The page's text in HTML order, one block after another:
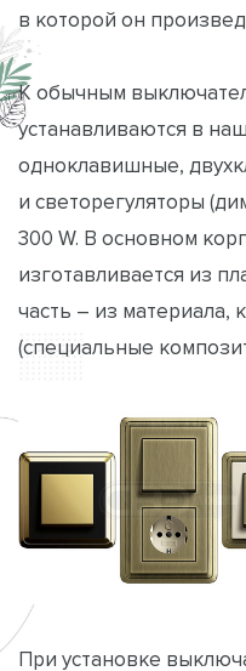
в которой он
К обычным
устанавливаются в
одноклавишные,
и светорегуляторы
300 W. В основном
изготавливается из
часть – из материала,
(специальные
При установке